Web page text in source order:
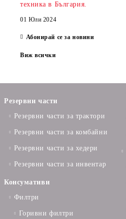
техника в България.
01 Юли 2024
Абонирай се за новини
Виж всички
Резервни части
Резервни части за трактори
Резервни части за комбайни
Резервни части за хедери
Резервни части за инвентар
Консумативи
Филтри
Горивни филтри